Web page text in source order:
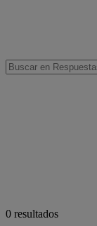
0 resultados